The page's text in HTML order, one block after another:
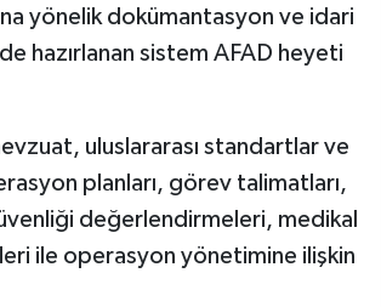
yönelik dokümantasyon ve idari
hazırlanan sistem AFAD heyeti
uluslararası standartlar ve
planları, görev talimatları,
değerlendirmeleri, medikal
ile operasyon yönetimine ilişkin